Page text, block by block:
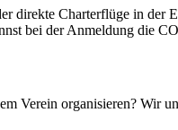
direkte Charterflüge in
bei der Anmeldung die
Verein organisieren? Wir